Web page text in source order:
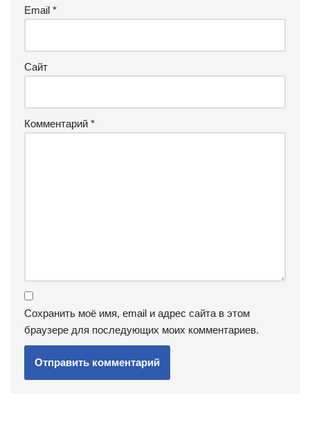
Email *
Сайт
Комментарий *
Сохранить моё имя, email и адрес сайта в этом
браузере для последующих моих комментариев.